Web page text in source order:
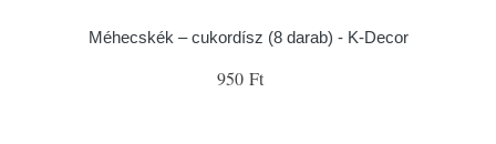
Méhecskék – cukordísz (8 darab) - K-Decor
950 Ft